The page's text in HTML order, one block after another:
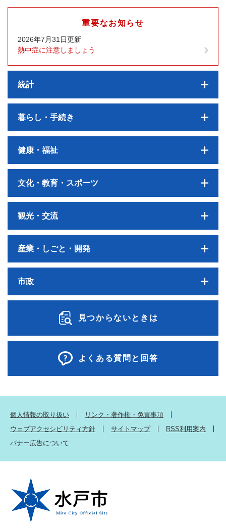
重要なお知らせ
2026年7月31日更新
熱中症に注意しましょう
統計
暮らし・手続き
健康・福祉
文化・教育・スポーツ
観光・交流
産業・しごと・開発
市政
見つからないときは
よくある質問と回答
個人情報の取り扱い
リンク・著作権・免責事項
ウェブアクセシビリティ方針
サイトマップ
RSS利用案内
バナー広告について